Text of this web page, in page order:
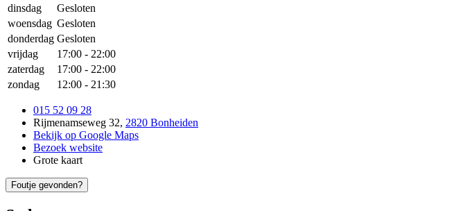
dinsdag
Gesloten
woensdag Gesloten
donderdag Gesloten
vrijdag
17:00 - 22:00
zaterdag
17:00 - 22:00
zondag
12:00 - 21:30
015 52 09 28
Rijmenamseweg 32, 2820 Bonheiden
Bekijk op Google Maps
Bezoek website
Grote kaart
Foutje gevonden?